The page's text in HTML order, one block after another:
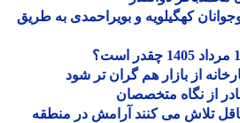
نفره نوجوانان کهگیلویه و بویراحمدی به طریق
از بازار هم گران تر شود
نگاه متخصصان
می کنند آرامش در منطقه